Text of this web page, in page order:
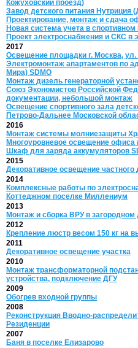
Кожуховский проезд)
Завод детского питания Нутриция
Проектирование, монтаж и сдача
Новая система учета в
Проект электроснабжения и СКС в
2017
Освещение площадки г. Москва, ул.
Электромонтаж апартаментов по
Мира) SDMO
Монтаж дизель генераторной
Союз Экономистов Российской
документации, небольшой монтаж
Освещение спортивного зала
Петрово-Дальнее Московской
2016
Монтаж системы молниезащиты
Многоуровневое освещение
Шкаф для заряда аккумуляторов
2015
Декоративное освещение частного
2014
Комплексные работы по
Коттеджном поселке Миллениум
2013
Монтаж и сборка ВРУ в загородном
2012
Крепление люстр весом 150 кг на
2011
Декоративное освещение участка
2010
Монтаж трансформаторной
устройства, подключение ДГУ
2009
Обогрев входной группы
2008
Реконструкция Вводно-
Резиденции
2007
Баня в поселке Елизарово